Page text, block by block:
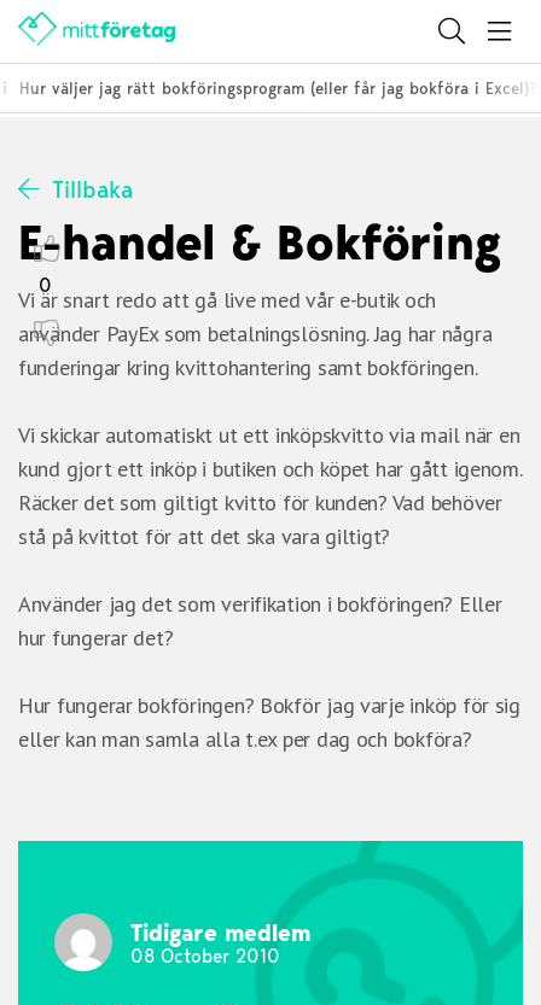
Hur väljer jag rätt bokföringsprogram (eller får jag bokföra i Excel)?
0
Tillbaka
E-handel & Bokföring
Vi är snart redo att gå live med vår e-butik och
använder PayEx som betalningslösning. Jag har några
funderingar kring kvittohantering samt bokföringen.
Vi skickar automatiskt ut ett inköpskvitto via mail när en
kund gjort ett inköp i butiken och köpet har gått igenom.
Räcker det som giltigt kvitto för kunden? Vad behöver
stå på kvittot för att det ska vara giltigt?
Använder jag det som verifikation i bokföringen? Eller
hur fungerar det?
Hur fungerar bokföringen? Bokför jag varje inköp för sig
eller kan man samla alla t.ex per dag och bokföra?
Tidigare medlem
08 October 2010